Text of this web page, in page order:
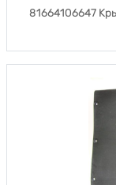
81664106647